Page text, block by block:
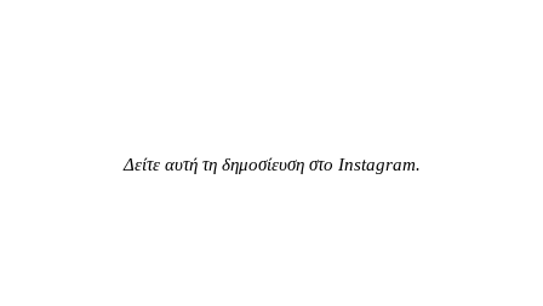
Δείτε αυτή τη δημοσίευση στο Instagram.